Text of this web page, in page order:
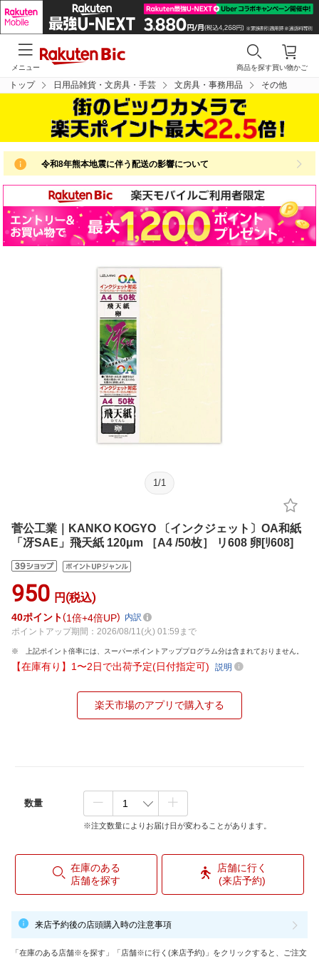
買い物かご
商品を探す
メニュー
トップ 日用品雑貨・文房具・手芸 文房具・事務用品 その他
令和8年熊本地震に伴う配送の影響について
1 /1
菅公工業｜KANKO KOGYO 〔インクジェット〕OA和紙
「冴SAE」飛天紙 120μm ［A4 /50枚］ リ608 卵[ﾘ608]
950 円(税込)
40ポイント 1倍 4倍UP
内訳
ポイントアップ期間：2026/08/11(火) 01:59まで
上記ポイント倍率には、スーパーポイントアッププログラム分は含まれておりません。
【在庫有り】1〜2日で出荷予定(日付指定可) 説明
楽天市場のアプリで購入する
数量
※注文数量によりお届け日が変わることがあります。
在庫のある
店舗を探す
店舗に行く
(来店予約)
来店予約後の店頭購入時の注意事項
「在庫のある店舗※を探す」「店舗※に行く(来店予約)」をクリックすると、ご注文